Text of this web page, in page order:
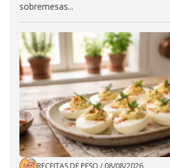
sobremesas...
RECEITAS DE PESO / 08/08/2026